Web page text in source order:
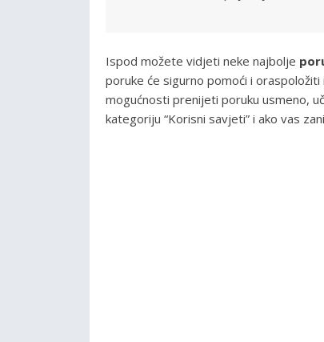
Ispod možete vidjeti neke najbolje
poruke će sigurno pomoći i
mogućnosti prenijeti poruku usmeno,
kategoriju “Korisni savjeti” i ako vas